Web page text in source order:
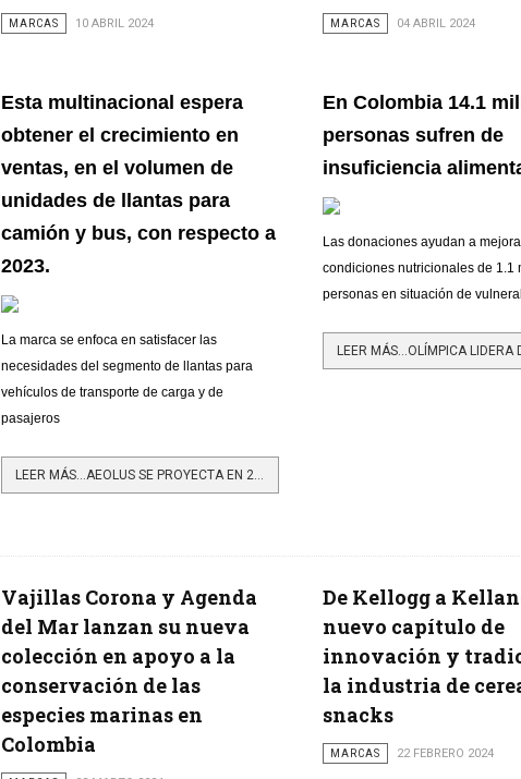
MARCAS 10 ABRIL 2024
Esta multinacional espera
obtener el crecimiento en
ventas, en el volumen de
unidades de llantas para
camión y bus, con respecto a
2023.
La marca se enfoca en satisfacer las
necesidades del segmento de llantas para
vehículos de transporte de carga y de
pasajeros
LEER MÁS…AEOLUS SE PROYECTA EN 2024 CON UN 30% DE CRECIMIENTO EN SUS VENTAS
MARCAS 04 ABRIL 2024
En Colombia 14.1
personas sufren de
insuficiencia
Las donaciones ayudan a
condiciones nutricionales de 1.1
personas en situación de
Vajillas Corona y Agenda
del Mar lanzan su nueva
colección en apoyo a la
conservación de las
especies marinas en
Colombia
De Kellogg a
nuevo capítulo de
innovación y
la industria de
snacks
MARCAS 22 FEBRERO 2024